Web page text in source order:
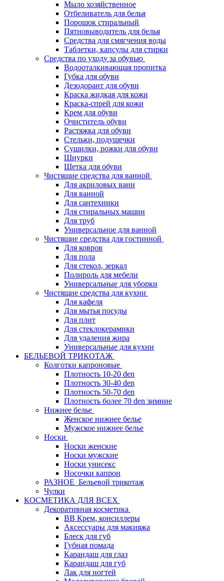
Мыло хозяйственное
Отбеливатель для белья
Порошок стиральный
Пятновыводитель для белья
Средства для смягчения воды
Таблетки, капсулы для стирки
Средства по уходу за обувью
Водооталкивающая пропитка
Губка для обуви
Дезодорант для обуви
Краска жидкая для кожи
Краска-спрей для кожи
Крем для обуви
Очиститель обуви
Растяжка для обуви
Стельки, подушечки
Сушилки, рожки для обуви
Шнурки
Щетка для обуви
Чистящие средства для ванной
Для акриловых ванн
Для ванной
Для сантехники
Для стиральных машин
Для труб
Универсальное для ванной
Чистящие средства для гостинной
Для ковров
Для пола
Для стекол, зеркал
Полироль для мебели
Универсальные для уборки
Чистящие средства для кухни
Для кафеля
Для мытья посуды
Для плит
Для стеклокерамики
Для удаления жира
Универсальные для кухни
БЕЛЬЕВОЙ ТРИКОТАЖ
Колготки капроновые
Плотность 10-20 den
Плотность 30-40 den
Плотность 50-70 den
Плотность более 70 den зимние
Нижнее белье
Женское нижнее белье
Мужское нижнее белье
Носки
Носки женские
Носки мужские
Носки унисекс
Носочки капрон
РАЗНОЕ_Бельевой трикотаж
Чулки
КОСМЕТИКА ДЛЯ ВСЕХ
Декоративная косметика
BB Крем, консиллеры
Аксессуары для макияжа
Блеск для губ
Губная помада
Карандаш для глаз
Карандаш для губ
Лак для ногтей